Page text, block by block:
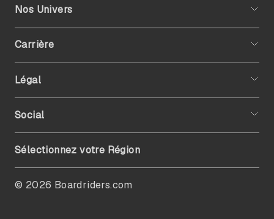
Nos Univers
Carrière
Légal
Social
Sélectionnez votre Région
© 2026 Boardriders.com